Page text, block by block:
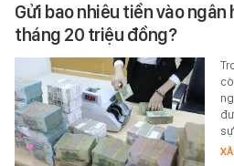
Gửi bao nhiêu tiền vào ngân
tháng 20 triệu đồng?